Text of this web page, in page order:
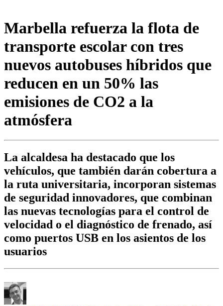
Marbella refuerza la flota de
transporte escolar con tres
nuevos autobuses híbridos que
reducen en un 50% las
emisiones de CO2 a la
atmósfera
La alcaldesa ha destacado que los
vehículos, que también darán cobertura a
la ruta universitaria, incorporan sistemas
de seguridad innovadores, que combinan
las nuevas tecnologías para el control de
velocidad o el diagnóstico de frenado, así
como puertos USB en los asientos de los
usuarios